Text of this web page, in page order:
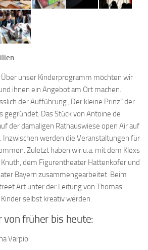
unser Kinderprogramm möchten wir
ihnen ein Angebot am Ort machen.
der Aufführung „Der kleine Prinz“ der
gegründet. Das Stück von Antoine de
der damaligen Rathauswiese open Air auf
Inzwischen werden die Veranstaltungen für
Zuletzt haben wir u.a. mit dem Klexs
dem Figurentheater Hattenkofer und
Bayern zusammengearbeitet. Beim
Art unter der Leitung von Thomas
selbst kreativ werden.
von früher bis heute:
Varpio